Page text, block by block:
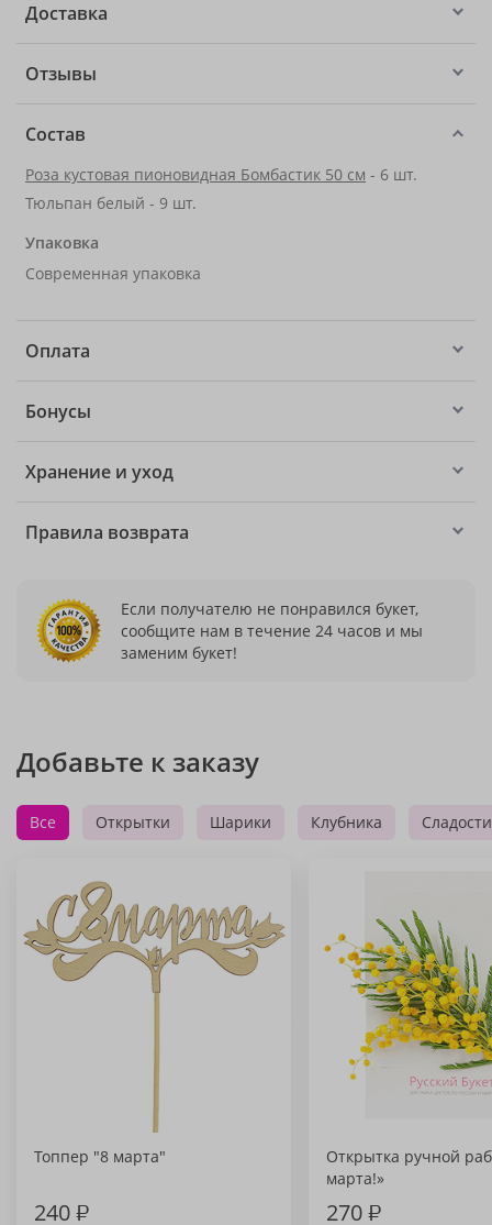
Доставка
Отзывы
Состав
Роза кустовая пионовидная Бомбастик 50 см - 6 шт.
Тюльпан белый - 9 шт.
Упаковка
Современная упаковка
Оплата
Бонусы
Хранение и уход
Правила возврата
Если получателю не понравился букет,
сообщите нам в течение 24 часов и мы
заменим букет!
Добавьте к заказу
Все Открытки Шарики Клубника Сладости
Топпер "8 марта"
240₽
Открытка ручной
марта!»
270₽